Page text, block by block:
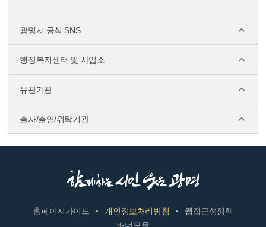
광명시 공식 SNS
행정복지센터 및 사업소
유관기관
출자/출연/위탁기관
홈페이지가이드 개인정보처리방침
웹접근성정책